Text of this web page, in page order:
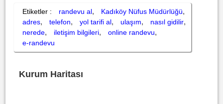
Etiketler : randevu al, Kadıköy Nüfus Müdürlüğü,
adres, telefon, yol tarifi al, ulaşım, nasıl gidilir,
nerede, iletişim bilgileri, online randevu,
e-randevu
Kurum Haritası